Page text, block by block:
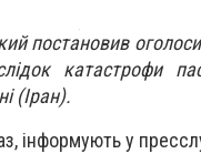
постановив
катастрофи
(Іран).
інформують у